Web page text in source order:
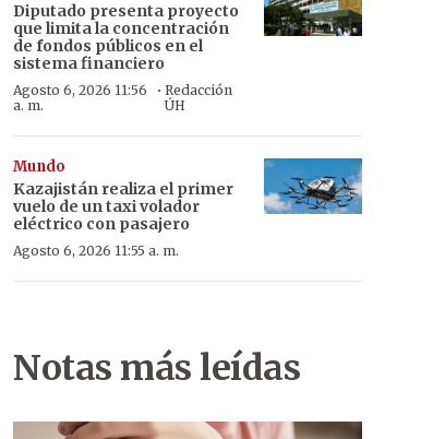
Diputado presenta proyecto
que limita la concentración
de fondos públicos en el
sistema financiero
Agosto 6, 2026 11:56
a. m.
·Redacción
ÚH
Mundo
Kazajistán realiza el primer
vuelo de un taxi volador
eléctrico con pasajero
Agosto 6, 2026 11:55 a. m.
Notas más leídas